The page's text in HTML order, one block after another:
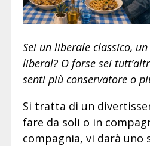
Sei un liberale classico,
liberal? O forse sei
senti più conservatore o
Si tratta di un
fare da soli o in
compagnia, vi darà uno